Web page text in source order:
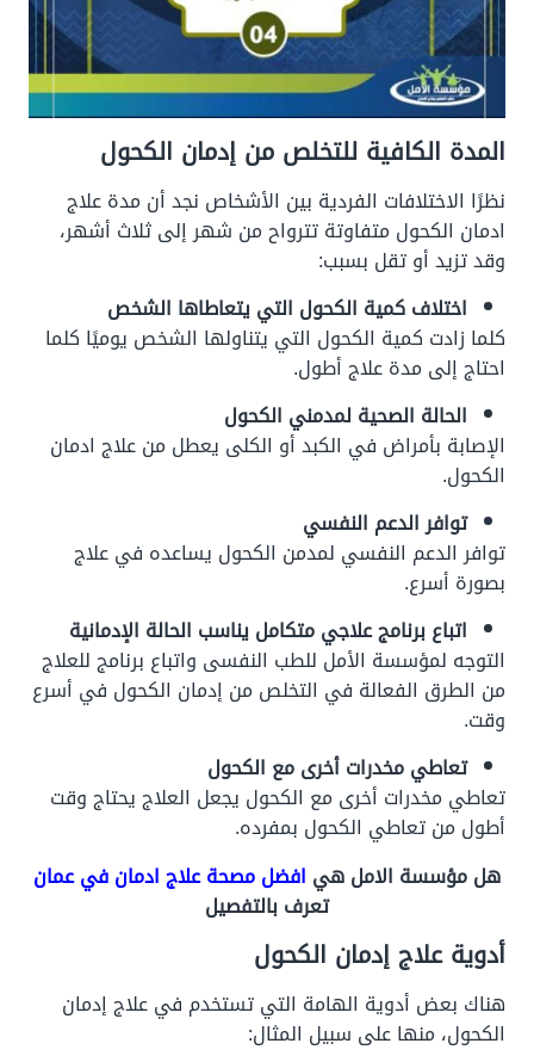
المدة الكافية للتخلص من إدمان الكحول
نظرًا الاختلافات الفردية بين الأشخاص نجد أن مدة علاج
ادمان الكحول متفاوتة تترواح من شهر إلى ثلاث أشهر،
وقد تزيد أو تقل بسبب:
اختلاف كمية الكحول التي يتعاطاها الشخص
كلما زادت كمية الكحول التي يتناولها الشخص يوميًا كلما
احتاج إلى مدة علاج أطول.
الحالة الصحية لمدمني الكحول
الإصابة بأمراض في الكبد أو الكلى يعطل من علاج ادمان
الكحول.
توافر الدعم النفسي
توافر الدعم النفسي لمدمن الكحول يساعده في علاج
بصورة أسرع.
اتباع برنامج علاجي متكامل يناسب الحالة الإدمانية
التوجه لمؤسسة الأمل للطب النفسى واتباع برنامج للعلاج
من الطرق الفعالة في التخلص من إدمان الكحول في أسرع
وقت.
تعاطي مخدرات أخرى مع الكحول
تعاطي مخدرات أخرى مع الكحول يجعل العلاج يحتاج وقت
أطول من تعاطي الكحول بمفرده.
هل مؤسسة الامل هي افضل مصحة علاج ادمان في عمان
تعرف بالتفصيل
أدوية علاج إدمان الكحول
هناك بعض أدوية الهامة التي تستخدم في علاج إدمان
الكحول، منها على سبيل المثال: